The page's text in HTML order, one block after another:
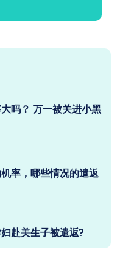
吗？ 万一被关进小黑
率，哪些情况的遣返
赴美生子被遣返?